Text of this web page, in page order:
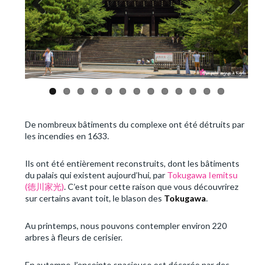
Previous Next
De nombreux bâtiments du complexe ont été détruits par
les incendies en 1633.
Ils ont été entièrement reconstruits, dont les bâtiments
du palais qui existent aujourd’hui, par Tokugawa Iemitsu
(徳川家光). C’est pour cette raison que vous découvrirez
sur certains avant toit, le blason des Tokugawa.
Au printemps, nous pouvons contempler environ 220
arbres à fleurs de cerisier.